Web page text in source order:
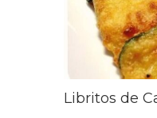
Libritos de